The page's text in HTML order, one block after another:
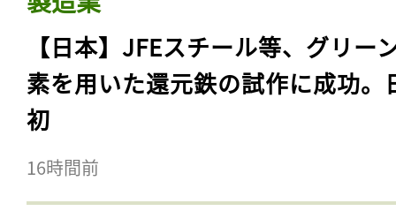
【日本】JFEスチール等、グリー
素を用いた還元鉄の試作に成功。
初
16時間前